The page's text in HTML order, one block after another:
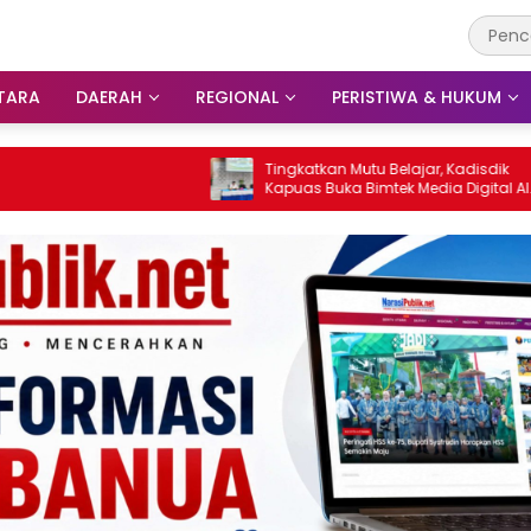
DAERAH REGIONAL PERISTIWA & HUKUM
Tingkatkan Mutu Belajar, Kadisdik
Kapuas Buka Bimtek Media Digital AI
untuk Guru PAI